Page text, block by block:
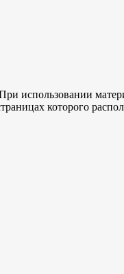
использовании
которого